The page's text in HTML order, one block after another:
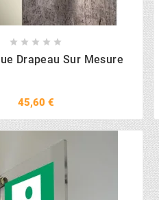
    
Drapeau Sur Mesure
45,60 €